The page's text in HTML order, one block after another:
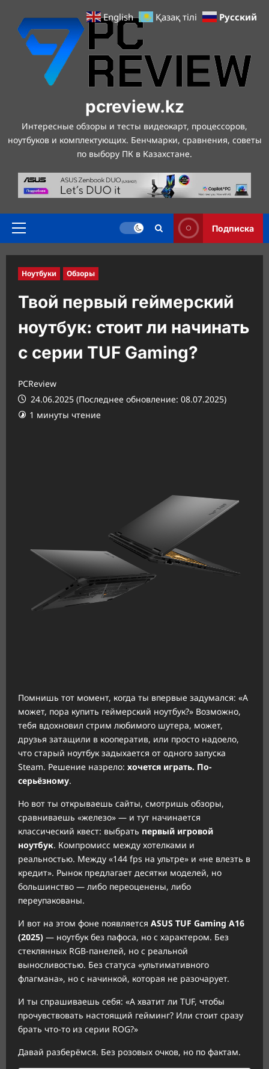
содержимому
pcreview.kz
Интересные обзоры и тесты видеокарт, процессоров,
ноутбуков и комплектующих. Бенчмарки, сравнения, советы
по выбору ПК в Казахстане.
Основное
Подписка
Ноутбуки Обзоры
Твой первый геймерский
ноутбук: стоит ли начинать
с серии TUF Gaming?
PCReview
24.06.2025 (Последнее обновление: 08.07.2025)
1 минуты чтение
Помнишь тот момент, когда ты впервые задумался: «А
может, пора купить геймерский ноутбук?» Возможно,
тебя вдохновил стрим любимого шутера, может,
друзья затащили в кооператив, или просто надоело,
что старый ноутбук задыхается от одного запуска
Steam. Решение назрело: хочется играть. По-
серьёзному.
Но вот ты открываешь сайты, смотришь обзоры,
сравниваешь «железо» — и тут начинается
классический квест: выбрать первый игровой
ноутбук. Компромисс между хотелками и
реальностью. Между «144 fps на ультре» и «не влезть в
кредит». Рынок предлагает десятки моделей, но
большинство — либо переоценены, либо
переупакованы.
И вот на этом фоне появляется ASUS TUF Gaming A16
(2025) — ноутбук без пафоса, но с характером. Без
стеклянных RGB-панелей, но с реальной
выносливостью. Без статуса «ультимативного
флагмана», но с начинкой, которая не разочарует.
И ты спрашиваешь себя: «А хватит ли TUF, чтобы
прочувствовать настоящий гейминг? Или стоит сразу
брать что-то из серии ROG?»
Давай разберёмся. Без розовых очков, но по фактам.
English Қазақ тілі Русский